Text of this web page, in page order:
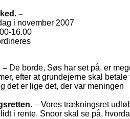
–
i november 2007
16.00
– De borde, Søs har set på, er
efter at grundejerne skal
det er lige det, der var meningen
– Vores trækningsret
i rente. Snoor skal se på,